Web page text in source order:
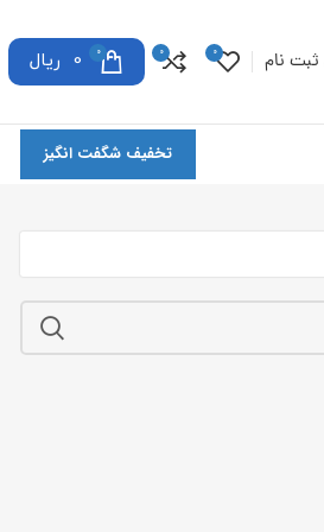
نام 0
0
0
0 ریال
تخفیف شگفت انگیز